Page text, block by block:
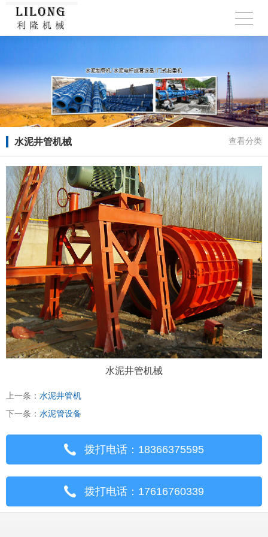
水泥井管机械 查看分类
水泥井管机械
上一条： 水泥井管机
下一条： 水泥管设备
拨打电话：18366375595
拨打电话：17616760339